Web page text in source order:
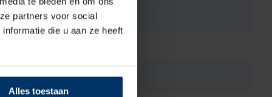
partners voor social
die u aan ze heeft
Alles toestaan